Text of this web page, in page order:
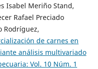
Isabel Meriño Stand,
Rafael Preciado
Rodríguez,
de carnes en
análisis multivariado
Vol. 10 Núm. 1